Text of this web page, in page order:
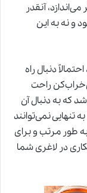
آنقدر
نه به این
دنبال راه
راحت
که به دنبال آن
نمی‌توانند
طور مرتب و برای
در لاغری شما